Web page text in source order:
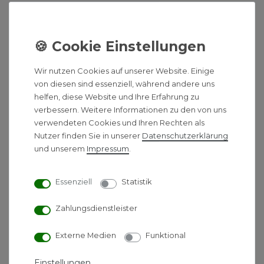
Kombination mit einer Solaranlage, einer
Photovoltaikanlage oder einer Wärmepumpe. Diese
aus energetischer Sicht sehr effizienten
Kombinationsmöglichkeiten verschiedener
Energiequellen können dabei helfen die Heizkosten
auf ein Minimum zu reduzieren.
Produktbeschreibung:
Verbrennungstechnik
effektiven Abbrand mit hohem Wirkungsgrad
exakt aufeinander abgestimmt.
Wir nutzen Cookies auf unserer Website. Einige
von diesen sind essenziell, während andere uns
helfen, diese Website und Ihre Erfahrung zu
verbessern. Weitere Informationen zu den von uns
verwendeten Cookies und Ihren Rechten als
Nutzer finden Sie in unserer Daten­schutz­erklärung
und unserem Impressum
Essenziell Statistik
Zahlungsdienstleister
Externe Medien Funktional